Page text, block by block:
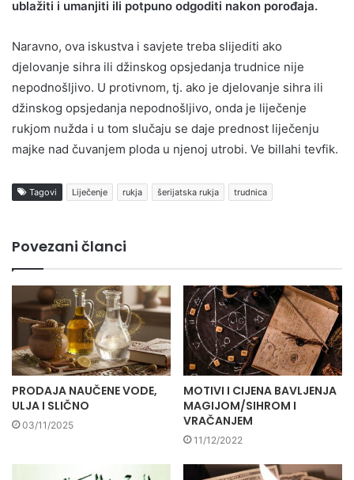
ublažiti i umanjiti ili potpuno odgoditi nakon porođaja.
Naravno, ova iskustva i savjete treba slijediti ako
djelovanje sihra ili džinskog opsjedanja trudnice nije
nepodnošljivo. U protivnom, tj. ako je djelovanje sihra ili
džinskog opsjedanja nepodnošljivo, onda je liječenje
rukjom nužda i u tom slučaju se daje prednost liječenju
majke nad čuvanjem ploda u njenoj utrobi. Ve billahi tevfik.
Tagovi Liječenje rukja šerijatska rukja trudnica
Povezani članci
PRODAJA NAUČENE VODE,
ULJA I SLIČNO
03/11/2025
MOTIVI I CIJENA BAVLJENJA
MAGIJOM/SIHROM I
VRAČANJEM
11/12/2022